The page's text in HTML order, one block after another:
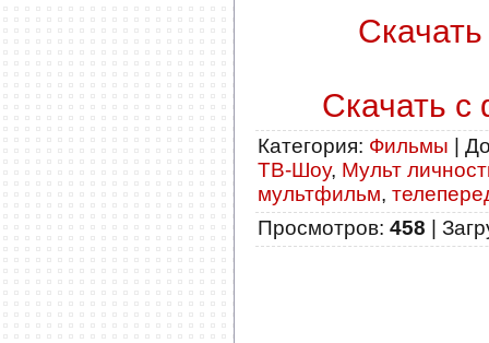
Скачать с
Категория: Фильмы |
ТВ-Шоу, Мульт
мультфильм,
Просмотров: 458 |